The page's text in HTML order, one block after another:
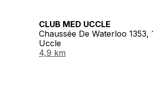
CLUB MED UCCLE
Chaussée De Waterloo 1353,
Uccle
4,9 km